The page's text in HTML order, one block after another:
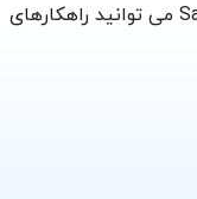
اگر زبان برنامه نویسی شما چیزی غیر از PHP است هم با جستجو در خصوص SameSite Cookie می توانید راهکارهای